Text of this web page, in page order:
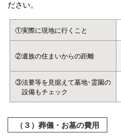
ださい。
①実際に現地に行くこと
②遺族の住まいからの距離
③法要等を見据えて墓地･霊園の
設備もチェック
（３）葬儀・お墓の費用